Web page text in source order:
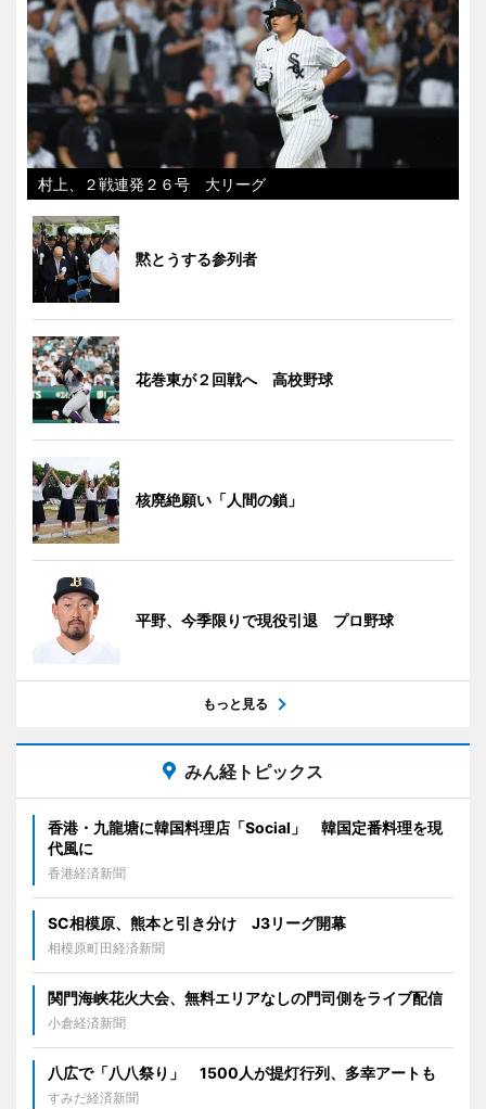
村上、２戦連発２６号 大リーグ
黙とうする参列者
花巻東が２回戦へ 高校野球
核廃絶願い「人間の鎖」
平野、今季限りで現役引退 プロ野球
もっと見る
みん経トピックス
香港・九龍塘に韓国料理店「Social」 韓国定番料理を現
代風に
香港経済新聞
SC相模原、熊本と引き分け J3リーグ開幕
相模原町田経済新聞
関門海峡花火大会、無料エリアなしの門司側をライブ配信
小倉経済新聞
八広で「八八祭り」 1500人が提灯行列、多幸アートも
すみだ経済新聞